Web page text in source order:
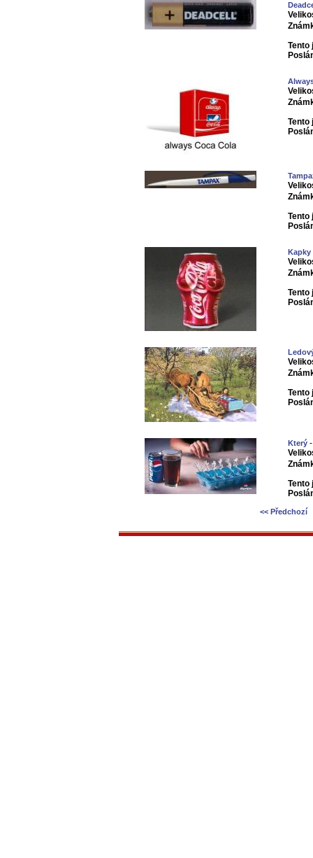
Tento
Tento
Tento
Kapky
Tento
Tento
Který-
Tento
<< Předchozí